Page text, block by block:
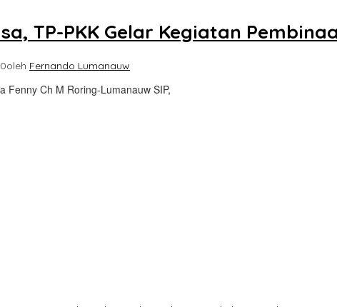
TP-PKK Gelar Kegiatan
oleh Fernando Lumanauw
Fenny Ch M Roring-Lumanauw SIP,